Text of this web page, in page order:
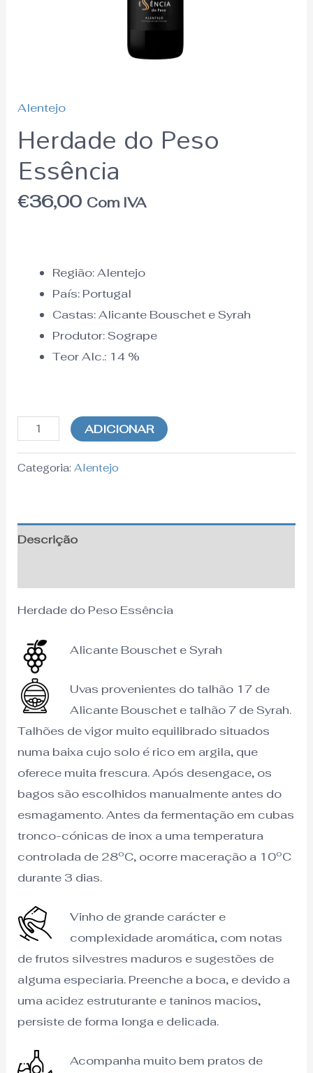
Alentejo
Herdade do Peso
Essência
€36,00 Com IVA
Região: Alentejo
País: Portugal
Castas: Alicante Bouschet e Syrah
Produtor: Sogrape
Teor Alc.: 14%
ADICIONAR
Categoria:Alentejo
Descrição
Herdade do Peso Essência
Alicante Bouschet e Syrah
Uvas provenientes do talhão 17 de
Alicante Bouschet e talhão 7 de Syrah.
Talhões de vigor muito equilibrado situados
numa baixa cujo solo é rico em argila, que
oferece muita frescura. Após desengace, os
bagos são escolhidos manualmente antes do
esmagamento. Antes da fermentação em cubas
tronco-cónicas de inox a uma temperatura
controlada de 28ºC, ocorre maceração a 10ºC
durante 3 dias.
Vinho de grande carácter e
complexidade aromática, com notas
de frutos silvestres maduros e sugestões de
alguma especiaria. Preenche a boca, e devido a
uma acidez estruturante e taninos macios,
persiste de forma longa e delicada.
Acompanha muito bem pratos de